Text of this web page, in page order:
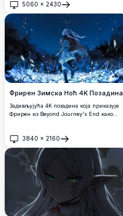
пејзажу. Сребрнокоса вилинска
чаробница држи светлећи фењер испред
задивљујућих врхова прекривених
снегом са топлим осветљењем заласка
сунца, стварајући мирну и магичну
атмосферу.
5060 × 2430
Отвори
Фрирен Зимска Ноћ 4K Позадина
Задивљујућа 4K позадина која приказује
Фрирен из Beyond Journey's End како
вртложним снегом, светлућавим
цвећем и зачараним латицама под
звезданим ноћним небом у запањујућем
ултра-високом квалитету.
3840 × 2160
Отвори